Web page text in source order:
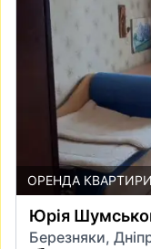
ОРЕНДА КВАРТИРИ
Юрія
Березняки,